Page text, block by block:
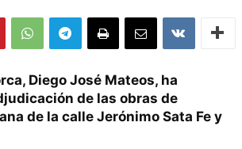
Diego José Mateos, ha
de las obras de
de la calle Jerónimo Sata Fe y